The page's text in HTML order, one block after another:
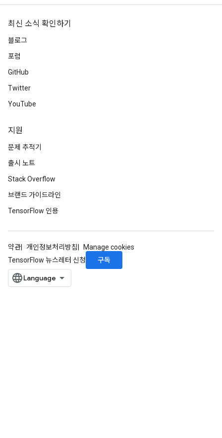
최신 소식 확인하기
블로그
포럼
GitHub
Twitter
YouTube
지원
문제 추적기
출시 노트
Stack Overflow
브랜드 가이드라인
TensorFlow 인용
약관 개인정보처리방침
Manage cookies
TensorFlow 뉴스레터 신청
구독